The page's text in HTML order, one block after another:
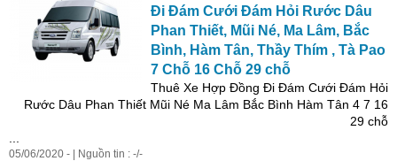
Đi Đám Cưới Đám Hỏi Rước Dâu
Phan Thiết, Mũi Né, Ma Lâm, Bắc
Bình, Hàm Tân, Thầy Thím , Tà Pao
7 Chỗ 16 Chỗ 29 chỗ
Thuê Xe Hợp Đồng Đi Đám Cưới Đám Hỏi
Rước Dâu Phan Thiết Mũi Né Ma Lâm Bắc Bình Hàm Tân 4 7 16
29 chỗ
05/06/2020 - | Nguồn tin : -/-